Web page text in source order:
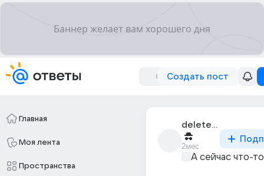
Создать пост
Главная
Моя лента
Пространства
deleted_349949777_
2мес
А сейчас что-